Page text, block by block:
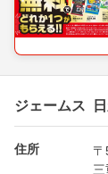
ジェームス
住所